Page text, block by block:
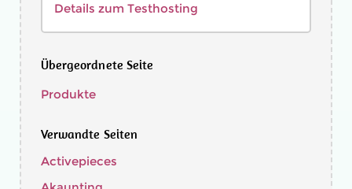
Details zum Testhosting
Übergeordnete Seite
Produkte
Verwandte Seiten
Activepieces